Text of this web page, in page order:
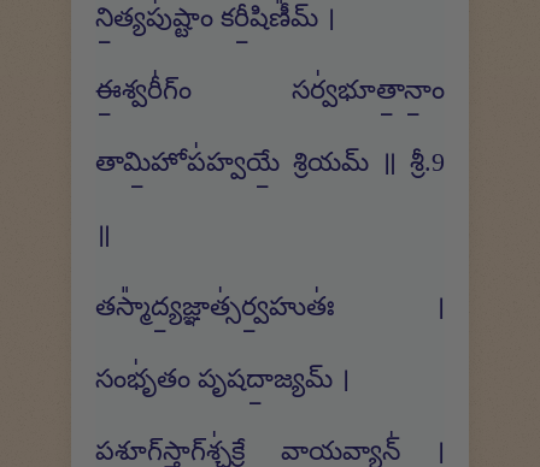
ని॒త్యపు॑ష్టాం కరీ॒షిణీ᳚మ్ ।
ఈ॒శ్వరీ॑గ్ం సర్వ॑భూతా॒నాం॒
తామి॒హోప॑హ్వయే॒ శ్రియమ్ ॥ శ్రీ.9
॥
తస్మా᳚ద్య॒జ్ఞాత్స॑ర్వ॒హుతః॑ ।
సంభృ॑తం పృషదా॒జ్యమ్ ।
ప॒శూగ్‍స్తాగ్‍శ్చ॑క్రే వాయ॒వ్యాన్॑ ।